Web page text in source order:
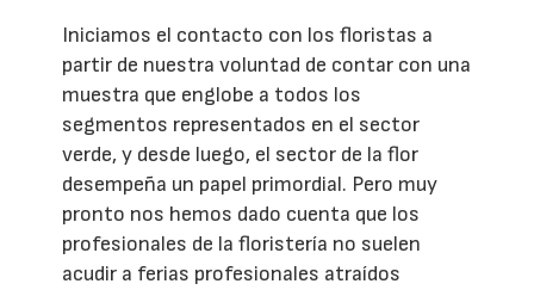
Iniciamos el contacto con los floristas a
partir de nuestra voluntad de contar con una
muestra que englobe a todos los
segmentos representados en el sector
verde, y desde luego, el sector de la flor
desempeña un papel primordial. Pero muy
pronto nos hemos dado cuenta que los
profesionales de la floristería no suelen
acudir a ferias profesionales atraídos